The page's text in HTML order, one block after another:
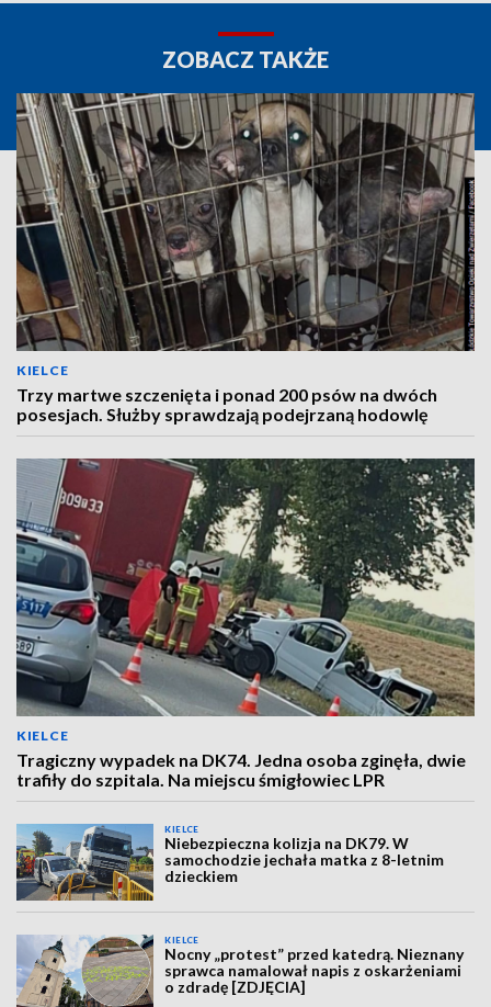
ZOBACZ TAKŻE
KIELCE
Trzy martwe szczenięta i ponad 200 psów na dwóch
posesjach. Służby sprawdzają podejrzaną hodowlę
KIELCE
Tragiczny wypadek na DK74. Jedna osoba zginęła, dwie
trafiły do szpitala. Na miejscu śmigłowiec LPR
KIELCE
Niebezpieczna kolizja na DK79. W
samochodzie jechała matka z 8-letnim
dzieckiem
KIELCE
Nocny „protest” przed katedrą. Nieznany
sprawca namalował napis z oskarżeniami
o zdradę [ZDJĘCIA]